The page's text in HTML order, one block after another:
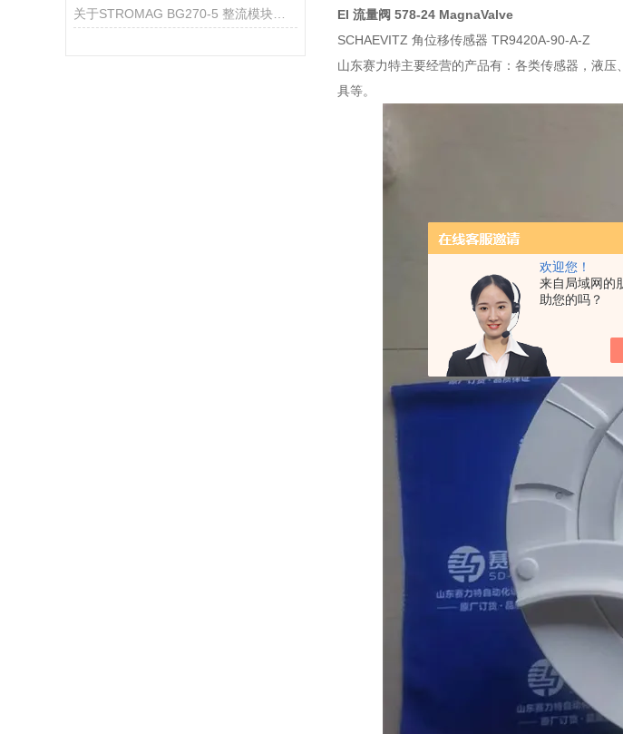
欢迎您！
来自局域网的
助您的吗？
关于STROMAG BG270-5 整流模块的产品介绍
EI 流量阀 578-24 MagnaValve
SCHAEVITZ 角位移传感器 TR9420A-90-A-Z
山东赛力特主要经营的产品有：各类传感器，液
具等。